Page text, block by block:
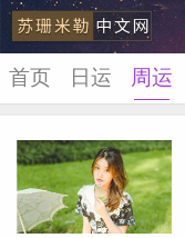
苏珊米
首页 日运 周运